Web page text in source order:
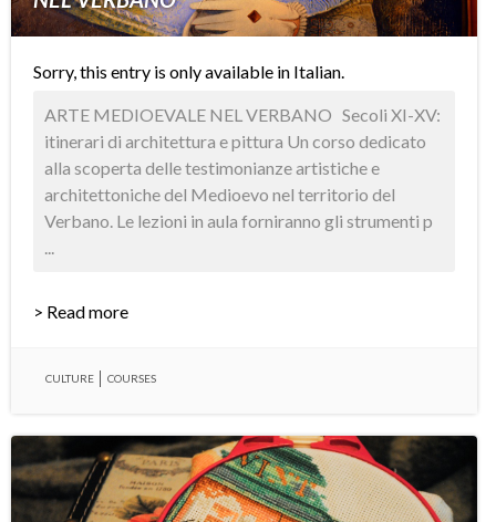
Sorry, this entry is only available in Italian.
ARTE MEDIOEVALE NEL VERBANO Secoli XI-XV:
itinerari di architettura e pittura Un corso dedicato
alla scoperta delle testimonianze artistiche e
architettoniche del Medioevo nel territorio del
Verbano. Le lezioni in aula forniranno gli strumenti p
...
> Read more
CULTURE COURSES